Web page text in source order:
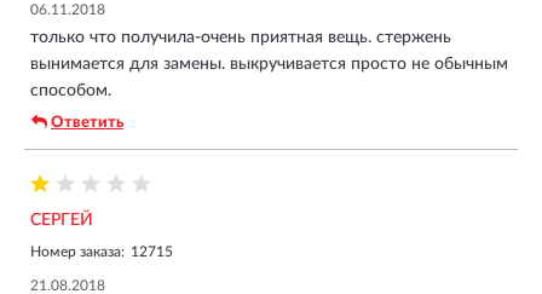
06.11.2018
только что получила-очень приятная вещь. стержень
вынимается для замены. выкручивается просто не обычным
способом.
Ответить
СЕРГЕЙ
Номер заказа: 12715
21.08.2018